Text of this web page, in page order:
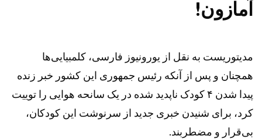
آمازون!
مدیتوریست به نقل از یورونیوز فارسی، کلمبیایی‌ها
همچنان و پس از آنکه رئیس جمهوری این کشور خبر زنده
پیدا شدن ۴ کودک ناپدید شده در یک سانحه هوایی را توییت
کرد، برای شنیدن خبری جدید از سرنوشت این کودکان،
بی‌قرار و مضطربند.